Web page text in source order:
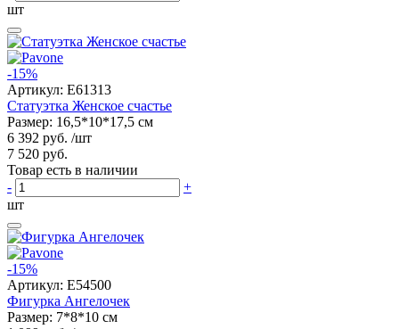
шт
-15%
Артикул: E61313
Статуэтка Женское счастье
Размер: 16,5*10*17,5 см
6 392 руб. /шт
7 520 руб.
Товар есть в наличии
-
+
шт
-15%
Артикул: E54500
Фигурка Ангелочек
Размер: 7*8*10 см